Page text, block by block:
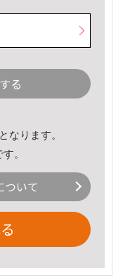
る
なります。
。
ついて